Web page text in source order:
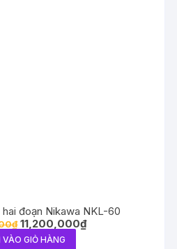
đoạn Nikawa NKL-60
₫ 11,200,000₫
VÀO GIỎ HÀNG